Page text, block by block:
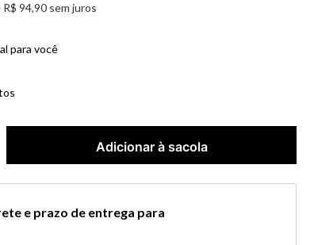
R$ 94,90 sem juros
para você
Adicionar à sacola
e prazo de entrega para